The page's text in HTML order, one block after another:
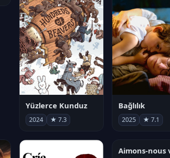
Yüzlerce Kunduz
2024 ★ 7.3
Bağlılık
2025 ★ 7.1